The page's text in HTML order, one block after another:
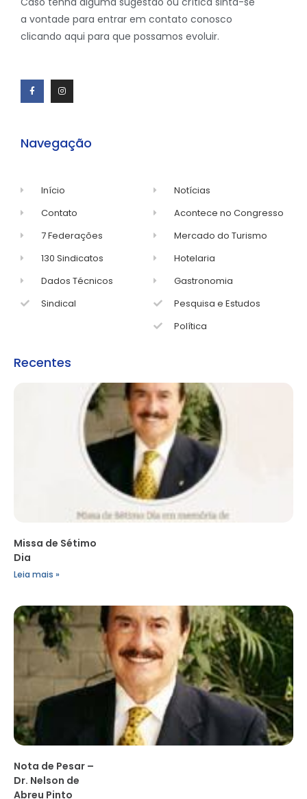
a vontade para entrar em contato conosco
clicando aqui para que possamos evoluir.
Navegação
Início
Contato
7 Federações
130 Sindicatos
Dados Técnicos
Sindical
Notícias
Acontece no Congresso
Mercado do Turismo
Hotelaria
Gastronomia
Pesquisa e Estudos
Política
Recentes
Missa de Sétimo
Dia
Leia mais »
Nota de Pesar –
Dr. Nelson de
Abreu Pinto